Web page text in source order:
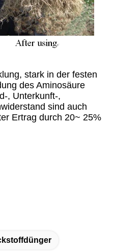
stark in der festen
des Aminosäure
, Unterkunft-,
sind auch
Ertrag durch 20~ 25%